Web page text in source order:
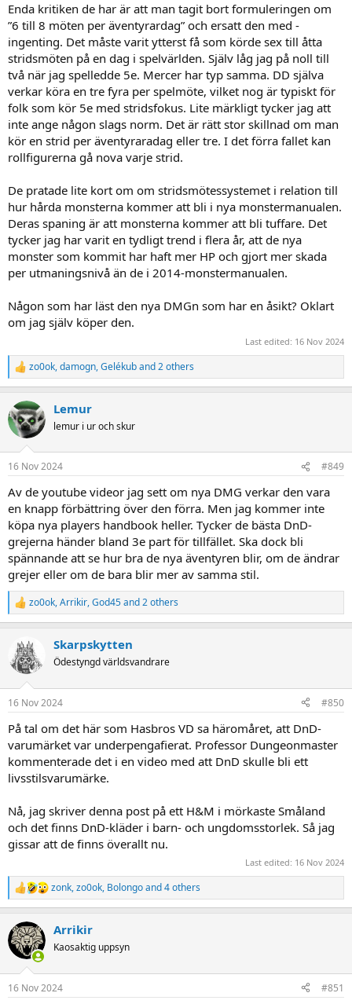
Enda kritiken de har är att man tagit bort formuleringen om
”6 till 8 möten per äventyrardag” och ersatt den med -
ingenting. Det måste varit ytterst få som körde sex till åtta
stridsmöten på en dag i spelvärlden. Själv låg jag på noll till
två när jag spelledde 5e. Mercer har typ samma. DD själva
verkar köra en tre fyra per spelmöte, vilket nog är typiskt för
folk som kör 5e med stridsfokus. Lite märkligt tycker jag att
inte ange någon slags norm. Det är rätt stor skillnad om man
kör en strid per äventyraradag eller tre. I det förra fallet kan
rollfigurerna gå nova varje strid.
De pratade lite kort om om stridsmötessystemet i relation till
hur hårda monsterna kommer att bli i nya monstermanualen.
Deras spaning är att monsterna kommer att bli tuffare. Det
tycker jag har varit en tydligt trend i flera år, att de nya
monster som kommit har haft mer HP och gjort mer skada
per utmaningsnivå än de i 2014-monstermanualen.
Någon som har läst den nya DMGn som har en åsikt? Oklart
om jag själv köper den.
Last edited: 16 Nov 2024
R
e
c
t
i
s
zo0ok,damogn,Gelékuband 2 others
Lemur
lemur i ur och skur
16 Nov 2024 #849
Av de youtube videor jag sett om nya DMG verkar den vara
en knapp förbättring över den förra. Men jag kommer inte
köpa nya players handbook heller. Tycker de bästa DnD-
grejerna händer bland 3e part för tillfället. Ska dock bli
spännande att se hur bra de nya äventyren blir, om de ändrar
grejer eller om de bara blir mer av samma stil.
R
e
c
t
i
s
zo0ok,Arrikir,God45and 2 others
Skarpskytten
Ödestyngd världsvandrare
16 Nov 2024 #850
På tal om det här som Hasbros VD sa häromåret, att DnD-
varumärket var underpengafierat. Professor Dungeonmaster
kommenterade det i en video med att DnD skulle bli ett
livsstilsvarumärke.
Nå, jag skriver denna post på ett H&M i mörkaste Småland
och det finns DnD-kläder i barn- och ungdomsstorlek. Så jag
gissar att de finns överallt nu.
Last edited: 16 Nov 2024
R
e
c
t
i
s
zonk,zo0ok, Bolongoand 4 others
Arrikir
Kaosaktig uppsyn
16 Nov 2024 #851